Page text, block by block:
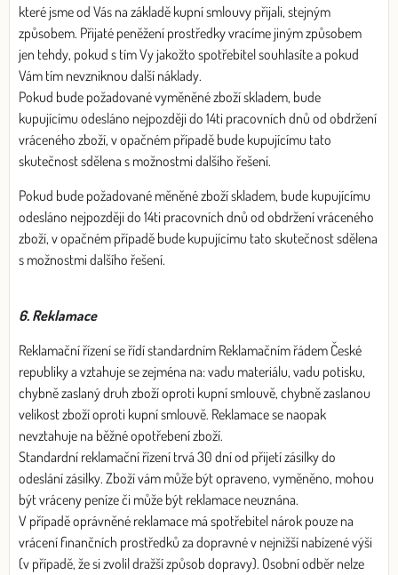
které jsme od Vás na základě kupní smlouvy přijali, stejným
způsobem. Přijaté peněžení prostředky vracíme jiným způsobem
jen tehdy, pokud s tím Vy jakožto spotřebitel souhlasíte a pokud
Vám tím nevzniknou další náklady.
Pokud bude požadované vyměněné zboží skladem, bude
kupujícímu odesláno nejpozději do 14ti pracovních dnů od obdržení
vráceného zboží, v opačném případě bude kupujícímu tato
skutečnost sdělena s možnostmi dalšího řešení.
Pokud bude požadované měněné zboží skladem, bude kupujícímu
odesláno nejpozději do 14ti pracovních dnů od obdržení vráceného
zboží, v opačném případě bude kupujícímu tato skutečnost sdělena
s možnostmi dalšího řešení.
6. Reklamace
Reklamační řízení se řídí standardním Reklamačním řádem České
republiky a vztahuje se zejména na: vadu materiálu, vadu potisku,
chybně zaslaný druh zboží oproti kupní smlouvě, chybně zaslanou
velikost zboží oproti kupní smlouvě. Reklamace se naopak
nevztahuje na běžné opotřebení zboží.
Standardní reklamační řízení trvá 30 dní od přijetí zásilky do
odeslání zásilky. Zboží vám může být opraveno, vyměněno, mohou
být vráceny peníze či může být reklamace neuznána.
V případě oprávněné reklamace má spotřebitel nárok pouze na
vrácení finančních prostředků za dopravné v nejnižší nabízené výši
(v případě, že si zvolil dražší způsob dopravy). Osobní odběr nelze